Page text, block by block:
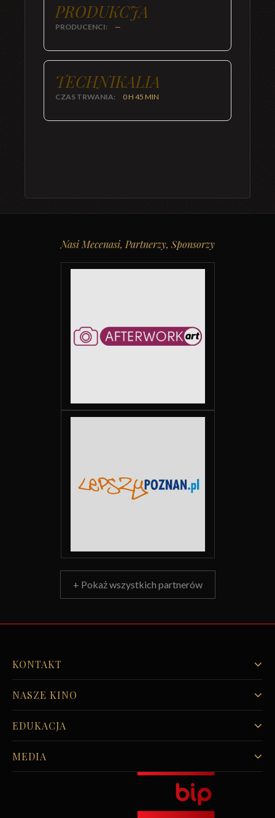
PRODUKCJA
PRODUCENCI: —
TECHNIKALIA
CZAS TRWANIA: 0 H 45 MIN
Nasi Mecenasi, Partnerzy, Sponsorzy
+ Pokaż wszystkich partnerów
KONTAKT
NASZE KINO
EDUKACJA
MEDIA